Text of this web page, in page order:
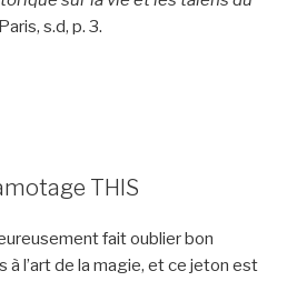
s.d, p. 3.
THIS
fait oublier bon
à l’art de la magie, et ce jeton est